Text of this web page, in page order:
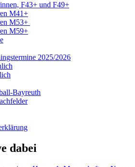
F43+ und F49+
M41+
M53+
M59+
2025/2026
Bayreuth
dabei